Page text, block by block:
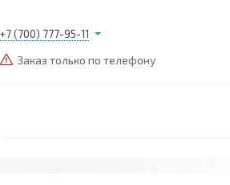
+7 (700) 777-95-11
Заказ только по телефону